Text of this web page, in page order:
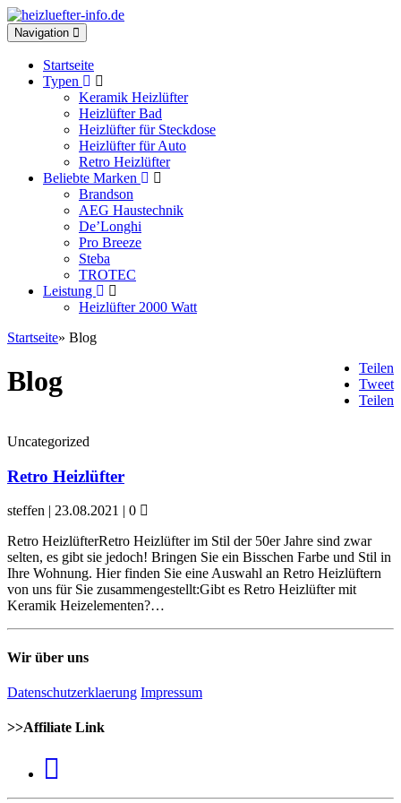
Toggle
navigation
Navigation
Startseite
Typen
Keramik Heizlüfter
Heizlüfter Bad
Heizlüfter für Steckdose
Heizlüfter für Auto
Retro Heizlüfter
Beliebte Marken
Brandson
AEG Haustechnik
De’Longhi
Pro Breeze
Steba
TROTEC
Leistung
Heizlüfter 2000 Watt
Startseite» Blog
Teilen
Tweet
Teilen
Blog
Uncategorized
Retro Heizlüfter
steffen | 23.08.2021 | 0
Retro HeizlüfterRetro Heizlüfter im Stil der 50er Jahre sind zwar
selten, es gibt sie jedoch! Bringen Sie ein Bisschen Farbe und Stil in
Ihre Wohnung. Hier finden Sie eine Auswahl an Retro Heizlüftern
von uns für Sie zusammengestellt:Gibt es Retro Heizlüfter mit
Keramik Heizelementen?…
Wir über uns
Datenschutzerklaerung Impressum
>>Affiliate Link